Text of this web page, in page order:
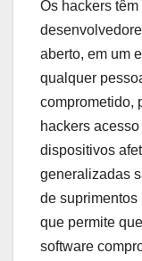
Os hackers
aberto, em um
qualquer
comprometido,
hackers
dispositivos
generalizadas
de suprimentos
que permite
software